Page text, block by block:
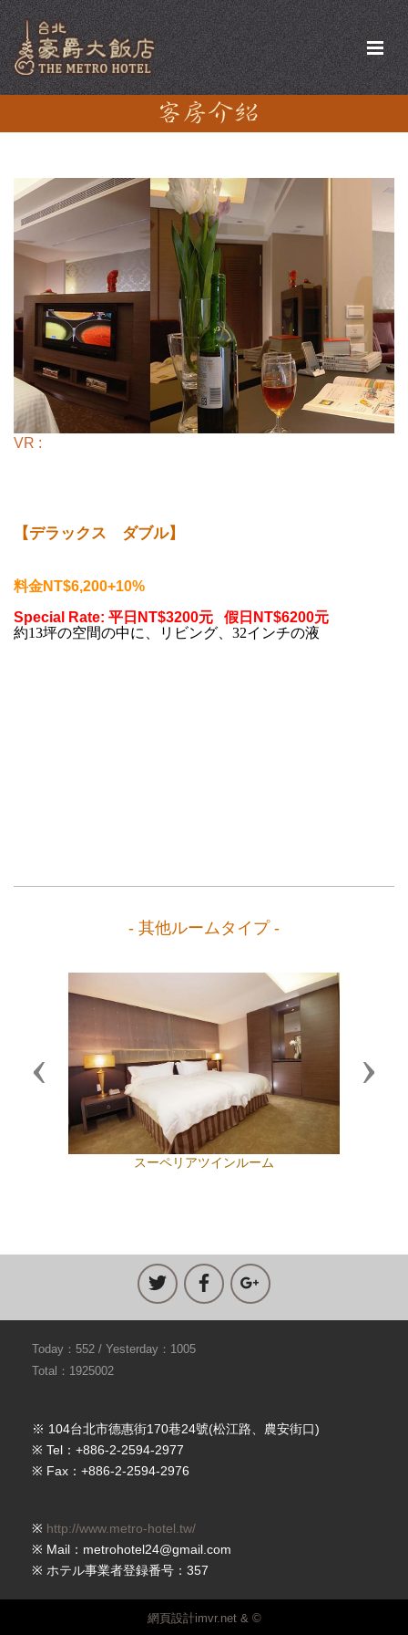
VR :
【デラックス ダブル】
料金NT$6,200+10%
Special Rate: 平日NT$3200元 假日 NT$6200元
約13坪の空間の中に、リビング、 32インチの液
- 其他ルームタイプ -
スーペリアツインルーム
Previous Next
Today：552 / Yesterday：1005
Total：1925002
※ 104台北市德惠街170巷24號(松江路、農安街口)
※ Tel：+886-2-2594-2977
※ Fax：+886-2-2594-2976
※ http://www.metro-hotel.tw/
※ Mail：metrohotel24@gmail.com
※ ホテル事業者登録番号：357
網頁設計imvr.net & ©